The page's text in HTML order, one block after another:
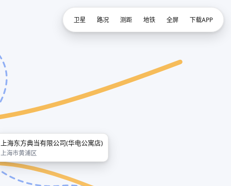
上海东方典当有限公司(华电公寓店)
上海市黄浦区
卫星 路况 测距 地铁 全屏 下载APP